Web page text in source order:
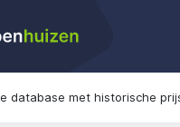
database met historische